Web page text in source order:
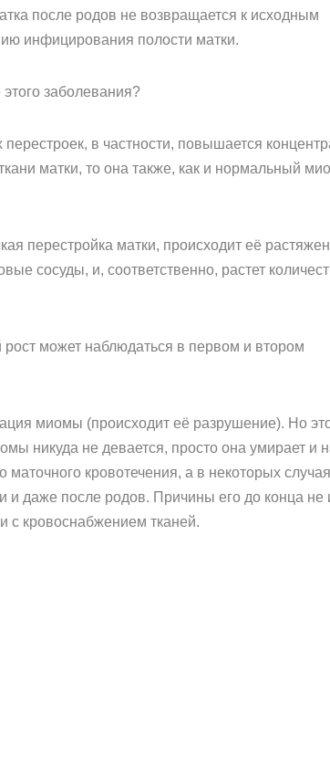
после родов не возвращается к исходным
инфицирования полости матки.
заболевания?
в частности, повышается
матки, то она также, как и нормальный
перестройка матки, происходит её
сосуды, и, соответственно, растет
может наблюдаться в первом и втором
миомы (происходит её разрушение). Но
никуда не девается, просто она умирает и
кровотечения, а в некоторых
даже после родов. Причины его до конца не
с кровоснабжением тканей.